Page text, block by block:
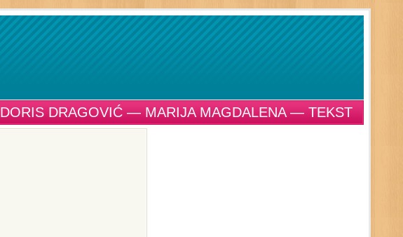
DORIS DRAGOVIĆ — MARIJA MAGDALENA — TEKST